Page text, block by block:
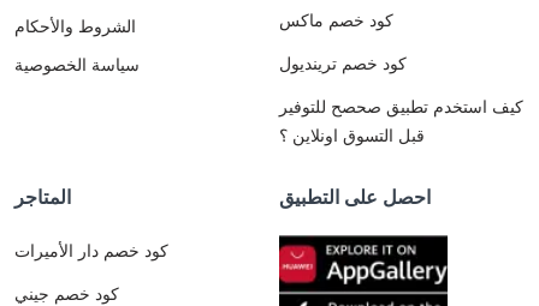
الشروط والأحكام
سياسة الخصوصية
كود خصم ماكس
كود خصم ترينديول
كيف استخدم تطبيق صحصح للتوفير
قبل التسوق اونلاين ؟
المتاجر
كود خصم دار الأميرات
كود خصم جيني
احصل على التطبيق